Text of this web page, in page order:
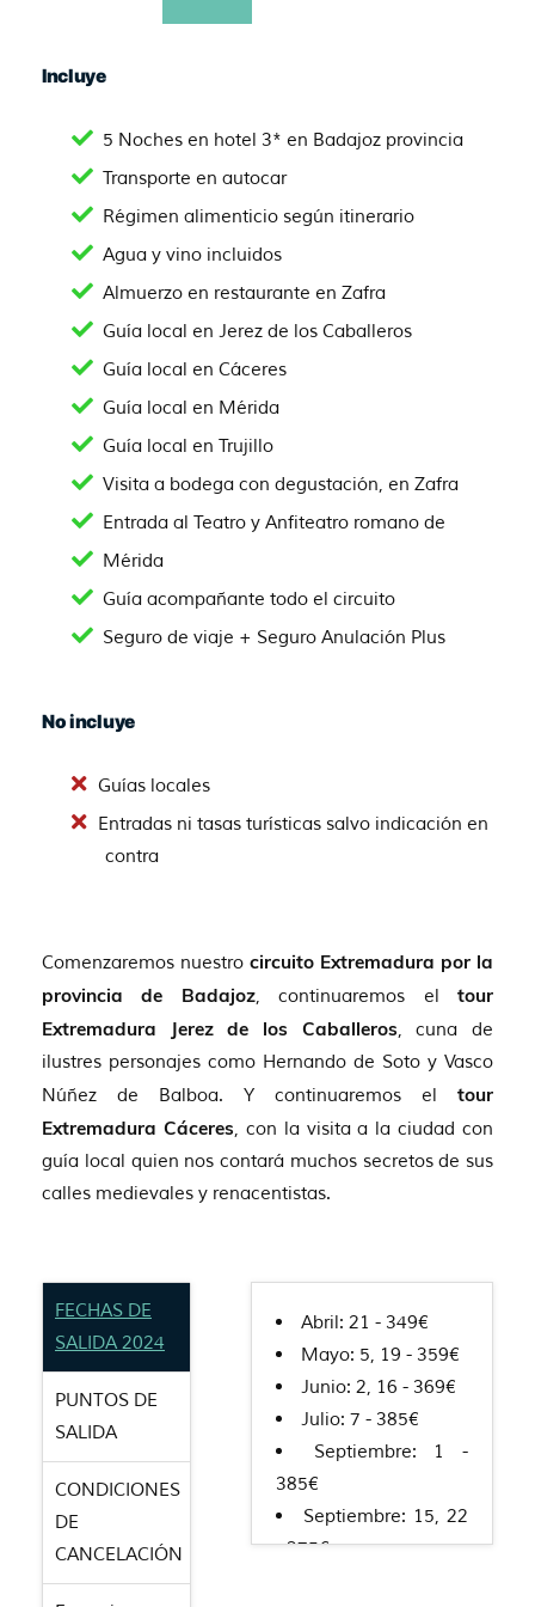
Incluye
5 Noches en hotel 3* en Badajoz provincia
Transporte en autocar
Régimen alimenticio según itinerario
Agua y vino incluidos
Almuerzo en restaurante en Zafra
Guía local en Jerez de los Caballeros
Guía local en Cáceres
Guía local en Mérida
Guía local en Trujillo
Visita a bodega con degustación, en Zafra
Entrada al Teatro y Anfiteatro romano de
Mérida
Guía acompañante todo el circuito
Seguro de viaje + Seguro Anulación Plus
No incluye
Guías locales
Entradas ni tasas turísticas salvo indicación en
contra
Comenzaremos nuestro circuito Extremadura por la
provincia de Badajoz, continuaremos eltour
Extremadura Jerez de los Caballeros, cuna de
ilustres personajes como Hernando de Soto y Vasco
Núñez de Balboa. Y continuaremos el tour
Extremadura Cáceres, con la visita a la ciudad con
guía local quien nos contará muchos secretos de sus
calles medievales y renacentistas.
FECHAS DE
SALIDA 2024
PUNTOS DE
SALIDA
CONDICIONES
DE
CANCELACIÓN
Abril: 21 - 349€
Mayo: 5, 19 - 359€
Junio: 2, 16 - 369€
Julio: 7 - 385€
Septiembre: 1 -
385€
Septiembre: 15, 22
- 375€